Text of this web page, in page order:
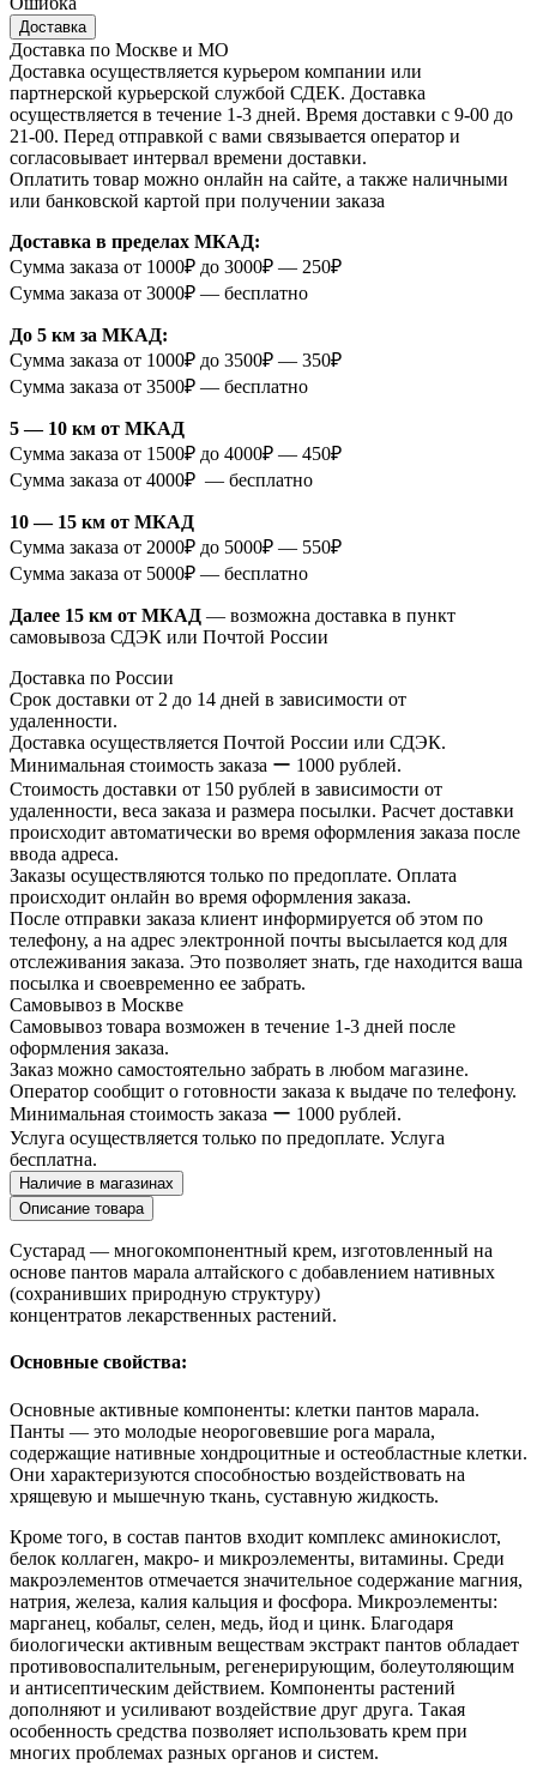
Доставка
Доставка по Москве и МО
Доставка осуществляется курьером компании или
партнерской курьерской службой СДЕК. Доставка
осуществляется в течение 1-3 дней. Время доставки с 9-00 до
21-00. Перед отправкой с вами связывается оператор и
согласовывает интервал времени доставки.
Оплатить товар можно онлайн на сайте, а также наличными
или банковской картой при получении заказа
Доставка в пределах МКАД:
Сумма заказа от 1000₽ до 3000₽ — 250₽
Сумма заказа от 3000₽ — бесплатно
До 5 км за МКАД:
Сумма заказа от 1000₽ до 3500₽ — 350₽
Сумма заказа от 3500₽ — бесплатно
5 — 10 км от МКАД
Сумма заказа от 1500₽ до 4000₽ — 450₽
Сумма заказа от 4000₽ — бесплатно
10 — 15 км от МКАД
Сумма заказа от 2000₽ до 5000₽ — 550₽
Сумма заказа от 5000₽ — бесплатно
Далее 15 км от МКАД — возможна доставка в пункт
самовывоза СДЭК или Почтой России
Доставка по России
Срок доставки от 2 до 14 дней в зависимости от
удаленности.
Доставка осуществляется Почтой России или СДЭК.
Минимальная стоимость заказа ー 1000 рублей.
Стоимость доставки от 150 рублей в зависимости от
удаленности, веса заказа и размера посылки. Расчет доставки
происходит автоматически во время оформления заказа после
ввода адреса.
Заказы осуществляются только по предоплате. Оплата
происходит онлайн во время оформления заказа.
После отправки заказа клиент информируется об этом по
телефону, а на адрес электронной почты высылается код для
отслеживания заказа. Это позволяет знать, где находится ваша
посылка и своевременно ее забрать.
Самовывоз в Москве
Самовывоз товара возможен в течение 1-3 дней после
оформления заказа.
Заказ можно самостоятельно забрать в любом магазине.
Оператор сообщит о готовности заказа к выдаче по телефону.
Минимальная стоимость заказа ー 1000 рублей.
Услуга осуществляется только по предоплате. Услуга
бесплатна.
Наличие в магазинах
Описание товара
Сустарад — многокомпонентный крем, изготовленный на
основе пантов марала алтайского с добавлением нативных
(сохранивших природную структуру)
концентратов лекарственных растений.
Основные свойства:
Основные активные компоненты: клетки пантов марала.
Панты — это молодые неороговевшие рога марала,
содержащие нативные хондроцитные и остеобластные клетки.
Они характеризуются способностью воздействовать на
хрящевую и мышечную ткань, суставную жидкость.
Кроме того, в состав пантов входит комплекс аминокислот,
белок коллаген, макро- и микроэлементы, витамины. Среди
макроэлементов отмечается значительное содержание магния,
натрия, железа, калия кальция и фосфора. Микроэлементы:
марганец, кобальт, селен, медь, йод и цинк. Благодаря
биологически активным веществам экстракт пантов обладает
противовоспалительным, регенерирующим, болеутоляющим
и антисептическим действием. Компоненты растений
дополняют и усиливают воздействие друг друга. Такая
особенность средства позволяет использовать крем при
многих проблемах разных органов и систем.